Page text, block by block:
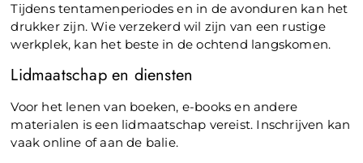
Tijdens tentamenperiodes en in de avonduren kan het
drukker zijn. Wie verzekerd wil zijn van een rustige
werkplek, kan het beste in de ochtend langskomen.
Lidmaatschap en diensten
Voor het lenen van boeken, e-books en andere
materialen is een lidmaatschap vereist. Inschrijven kan
vaak online of aan de balie.